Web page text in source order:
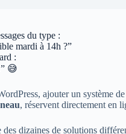
du type :
mardi à 14h ?”
:
😅
ajouter un système
, réservent directement en
dizaines de solutions